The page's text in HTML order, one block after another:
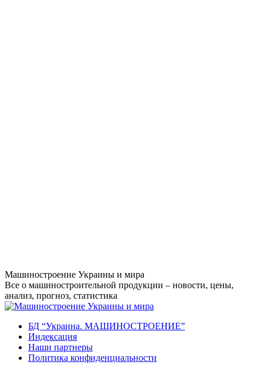
Перейти
к
содержанию
Машиностроение Украины и мира
Все о машиностроительной продукции – новости, цены,
анализ, прогноз, статистика
БД “Украина. МАШИНОСТРОЕНИЕ”
Индекcация
Наши партнеры
Политика конфиденциальности